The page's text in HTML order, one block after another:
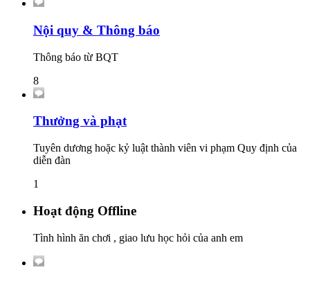
Nội quy & Thông báo
Thông báo từ BQT
8
Thưởng và phạt
Tuyên dương hoặc kỷ luật thành viên vi phạm Quy định của
diễn đàn
1
Hoạt động Offline
Tình hình ăn chơi , giao lưu học hỏi của anh em